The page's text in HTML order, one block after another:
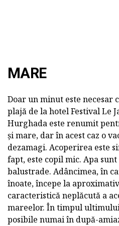
MARE
Doar un minut este necesar
plajă de la hotel Festival Le
Hurghada este renumit
și mare, dar în acest caz o
dezamagi. Acoperirea este
fapt, este copil mic. Apa
balustrade. Adâncimea, în
înoate, începe la
caracteristică neplăcută a
mareelor. În timpul
posibile numai în după-